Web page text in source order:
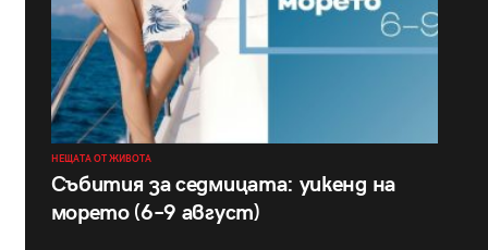
НЕЩАТА ОТ ЖИВОТА
Събития за седмицата: уикенд на
морето (6–9 август)